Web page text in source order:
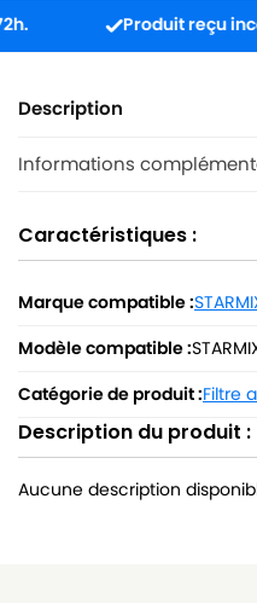
Produit reçu
Description
Informations
Caractéristiques :
Marque compatible :
Modèle compatible :
Catégorie de produit :Filtre
Description du produit :
Aucune description